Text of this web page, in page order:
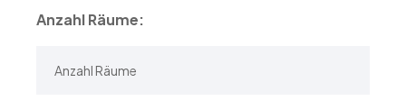
Anzahl Räume: